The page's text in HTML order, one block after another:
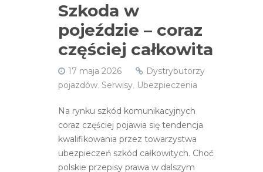
Szkoda w
pojeździe – coraz
częściej całkowita
17 maja 2026
Dystrybutorzy
pojazdów, Serwisy, Ubezpieczenia
Na rynku szkód komunikacyjnych
coraz częściej pojawia się tendencja
kwalifikowania przez towarzystwa
ubezpieczeń szkód całkowitych. Choć
polskie przepisy prawa w dalszym